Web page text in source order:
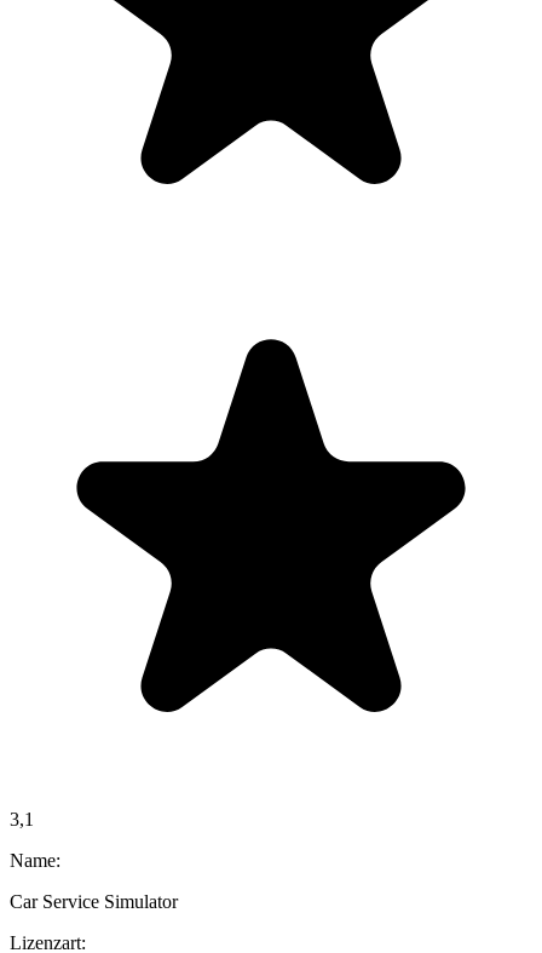
3,1
Name:
Car Service Simulator
Lizenzart: